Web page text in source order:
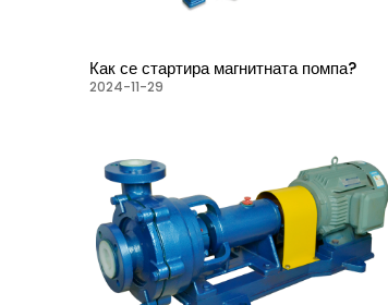
Как се стартира магнитната помпа?
2024-11-29